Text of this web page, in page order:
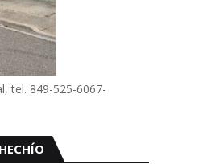
tel. 849-525-6067-